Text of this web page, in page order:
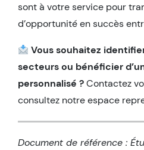
sont à votre service pour
d’opportunité en succès
Vous souhaitez
secteurs ou bénéficier
personnalisé ?Contactez
consultez notre espace
Document de référence :